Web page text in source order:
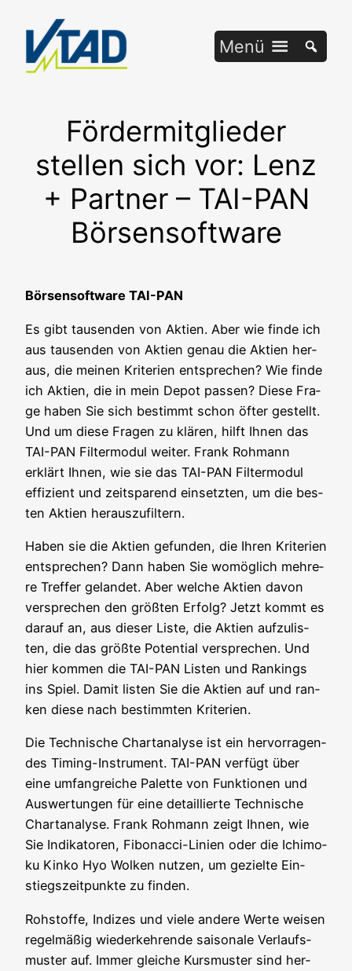
springen
Menü
Fördermitglieder
stellen sich vor: Lenz
+ Partner – TAI-PAN
Börsensoftware
Bör­sen­soft­ware TAI-PAN
Es gibt tau­sen­den von Akti­en. Aber wie fin­de ich
aus tau­sen­den von Akti­en genau die Akti­en her­
aus, die mei­nen Kri­te­ri­en ent­spre­chen? Wie fin­de
ich Akti­en, die in mein Depot pas­sen? Die­se Fra­
ge haben Sie sich bestimmt schon öfter gestellt.
Und um die­se Fra­gen zu klä­ren, hilft Ihnen das
TAI-PAN Fil­ter­mo­dul wei­ter. Frank Roh­mann
erklärt Ihnen, wie sie das TAI-PAN Fil­ter­mo­dul
effi­zi­ent und zeit­spa­rend ein­setz­ten, um die bes­
ten Akti­en herauszufiltern.
Haben sie die Akti­en gefun­den, die Ihren Kri­te­ri­en
ent­spre­chen? Dann haben Sie womög­lich meh­re­
re Tref­fer gelan­det. Aber wel­che Akti­en davon
ver­spre­chen den größ­ten Erfolg? Jetzt kommt es
dar­auf an, aus die­ser Lis­te, die Akti­en auf­zu­lis­
ten, die das größ­te Poten­ti­al ver­spre­chen. Und
hier kom­men die TAI-PAN Lis­ten und Ran­kings
ins Spiel. Damit lis­ten Sie die Akti­en auf und ran­
ken die­se nach bestimm­ten Kriterien.
Die Tech­ni­sche Chart­ana­ly­se ist ein her­vor­ra­gen­
des Timing-Instru­ment. TAI-PAN ver­fügt über
eine umfang­rei­che Palet­te von Funk­tio­nen und
Aus­wer­tun­gen für eine detail­lier­te Tech­ni­sche
Chart­ana­ly­se. Frank Roh­mann zeigt Ihnen, wie
Sie Indi­ka­to­ren, Fibo­nac­ci-Lini­en oder die Ichi­mo­
ku Kin­ko Hyo Wol­ken nut­zen, um geziel­te Ein­
stiegs­zeit­punk­te zu finden.
Roh­stof­fe, Indi­zes und vie­le ande­re Wer­te wei­sen
regel­mä­ßig wie­der­keh­ren­de sai­so­na­le Ver­laufs­
mus­ter auf. Immer glei­che Kurs­mus­ter sind her­